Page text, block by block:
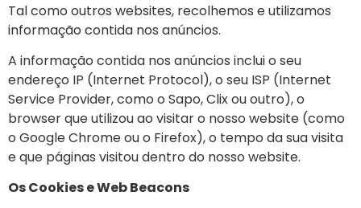
Tal como outros websites, recolhemos e utilizamos
informação contida nos anúncios.
A informação contida nos anúncios inclui o seu
endereço IP (Internet Protocol), o seu ISP (Internet
Service Provider, como o Sapo, Clix ou outro), o
browser que utilizou ao visitar o nosso website (como
o Google Chrome ou o Firefox), o tempo da sua visita
e que páginas visitou dentro do nosso website.
Os Cookies e Web Beacons